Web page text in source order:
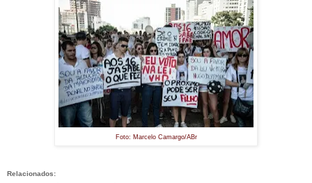
Foto: Marcelo Camargo/ABr
Relacionados: